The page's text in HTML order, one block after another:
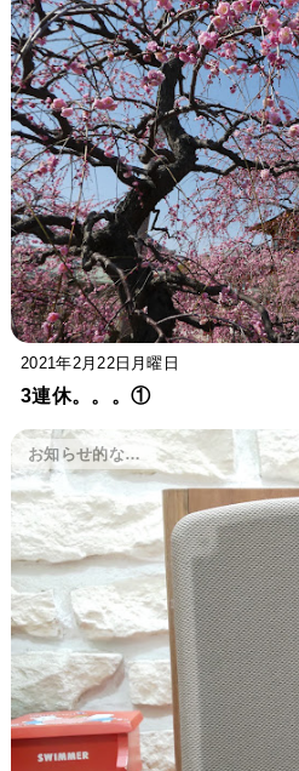
2021年2月22日月曜日
3連休。。。①
お知らせ的な…